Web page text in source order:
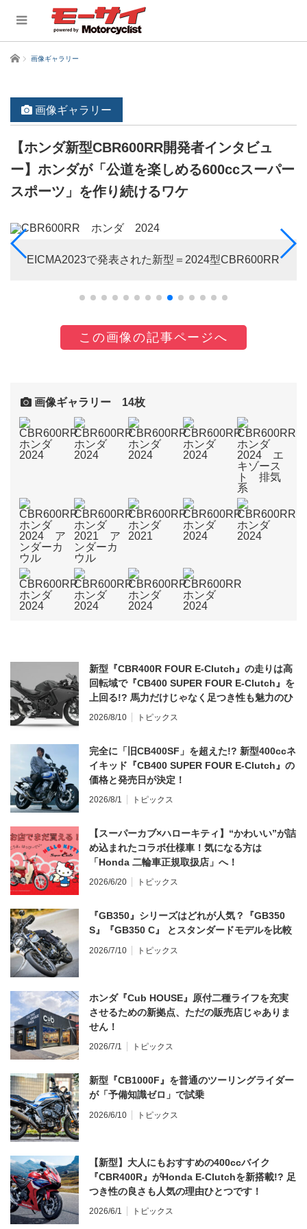
ホーム 画像ギャラリー
画像ギャラリー
【ホンダ新型CBR600RR開発者インタビュ
ー】ホンダが「公道を楽しめる600ccスーパー
スポーツ」を作り続けるワケ
EICMA2023で発表された新型＝2024型CBR600RR
この画像の記事ページへ
画像ギャラリー 14枚
新型『CBR400R FOUR E-Clutch』の走りは高
回転域で『CB400 SUPER FOUR E-Clutch』を
上回る!? 馬力だけじゃなく足つき性も魅力のひ
とつ！
2026/8/10 トピックス
完全に「旧CB400SF」を超えた!? 新型400ccネ
イキッド『CB400 SUPER FOUR E-Clutch』の
価格と発売日が決定！
2026/8/1 トピックス
【スーパーカブ×ハローキティ】“かわいい”が詰
め込まれたコラボ仕様車！気になる方は
「Honda 二輪車正規取扱店」へ！
2026/6/20 トピックス
『GB350』シリーズはどれが人気？『GB350
S』『GB350 C』 とスタンダードモデルを比較
2026/7/10 トピックス
ホンダ『Cub HOUSE』原付二種ライフを充実
させるための新拠点、ただの販売店じゃありま
せん！
2026/7/1 トピックス
新型『CB1000F』を普通のツーリングライダー
が「予備知識ゼロ」で試乗
2026/6/10 トピックス
【新型】大人にもおすすめの400ccバイク
『CBR400R』がHonda E-Clutchを新搭載!? 足
つき性の良さも人気の理由ひとつです！
2026/6/1 トピックス